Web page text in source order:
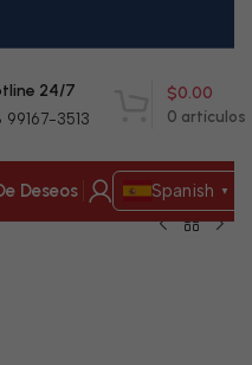
24/7
99167-3513 0 artículos
$0.00
Deseos Spanish ▼